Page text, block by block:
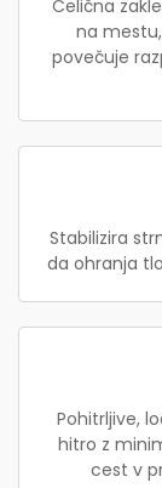
Celična
na
povečuje
Stabilizira
da ohranja
Pohitrljive,
hitro z
cest v